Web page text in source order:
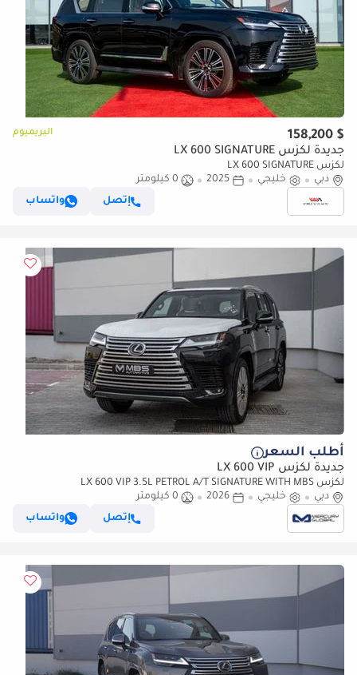
$ 158,200 البريميوم
جديدة لكزس LX 600 SIGNATURE
لكزس LX 600 SIGNATURE
دبي
خليجي 2025
0 كيلومتر
إتصل
واتساب
أطلب السعر
جديدة لكزس LX 600 VIP
لكزس LX 600 VIP 3.5L PETROL A/T SIGNATURE WITH MBS
AUTOBIOGRAPHY VIP SEATS (للتصدير فقط)
دبي خليجي 2026
0 كيلومتر
إتصل
واتساب